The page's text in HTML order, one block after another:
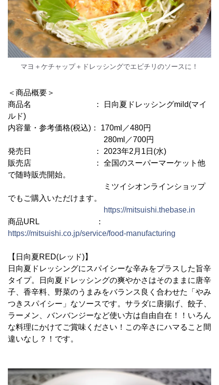
マヨ＋ケチャップ＋ドレッシングでエビチリのソースに！
＜商品概要＞
商品名 ： 日向夏ドレッシングmild(マイ
ルド)
内容量・参考価格(税込)： 170ml／480円
280ml／700円
発売日 ： 2023年2月1日(水)
販売店 ： 全国のスーパーマーケット他
で随時販売開始。
ミツイシオンラインショップ
でもご購入いただけます。
https://mitsuishi.thebase.in
商品URL ：
https://mitsuishi.co.jp/service/food-manufacturing
【日向夏RED(レッド)】
日向夏ドレッシングにスパイシーな辛みをプラスした旨辛
タイプ。日向夏ドレッシングの爽やかさはそのままに唐辛
子、香辛料、野菜のうまみをバランス良く合わせた「やみ
つきスパイシー」なソースです。サラダに唐揚げ、餃子、
ラーメン、バンバンジーなど使い方は自由自在！！いろん
な料理にかけてご賞味ください！この辛さにハマること間
違いなし？！です。